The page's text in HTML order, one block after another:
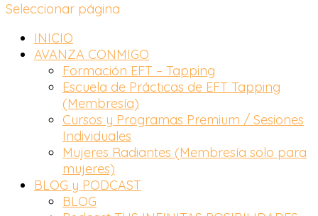
Seleccionar página
INICIO
AVANZA CONMIGO
Formación EFT – Tapping
Escuela de Prácticas de EFT Tapping
(Membresía)
Cursos y Programas Premium / Sesiones
Individuales
Mujeres Radiantes (Membresía solo para
mujeres)
BLOG y PODCAST
BLOG